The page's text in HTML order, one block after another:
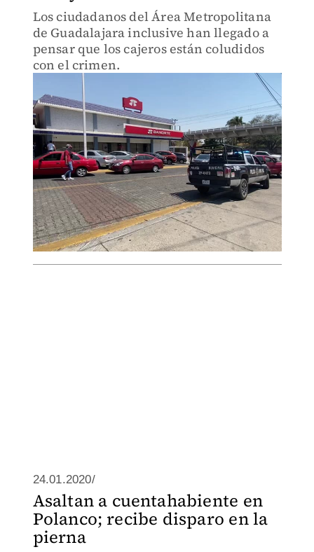
Los ciudadanos del Área Metropolitana
de Guadalajara inclusive han llegado a
pensar que los cajeros están coludidos
con el crimen.
24.01.2020/
Asaltan a cuentahabiente en
Polanco; recibe disparo en la
pierna